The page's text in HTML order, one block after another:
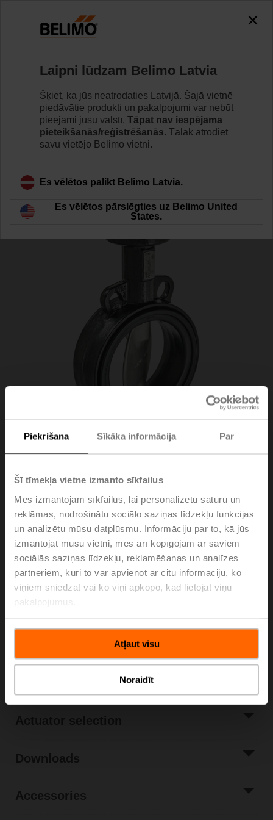
Piekrišana Sīkāka informācija Par
Šī tīmekļa vietne izmanto sīkfailus
Mēs izmantojam sīkfailus, lai personalizētu saturu un
reklāmas, nodrošinātu sociālo saziņas līdzekļu funkcijas
un analizētu mūsu datplūsmu. Informāciju par to, kā jūs
izmantojat mūsu vietni, mēs arī kopīgojam ar saviem
sociālās saziņas līdzekļu, reklamēšanas un analīzes
partneriem, kuri to var apvienot ar citu informāciju, ko
viņiem sniedzat vai ko viņi apkopo, kad lietojat viņu
Atļaut visu
Noraidīt
D6150W
Learn more
Back to product category
D6150W
Butterfly valve, 2-way, DN 150, Wafer types PN 6 / 10 /
16, ps 1600 kPa, Kvs 550 m³/h, Kvmax 1780 m³/h, Fluid
temperature -20...120°C [-4...248°F]
Please contact your local Sales Representative for
ordering.
Add to Project
Share
Downloads
Accessories
Laipni lūdzam Belimo Latvia
Šķiet, ka jūs neatrodaties Latvijā. Šajā vietnē
piedāvātie produkti un pakalpojumi var nebūt
pieejami jūsu valstī. Tāpat nav iespējama
pieteikšanās/reģistrēšanās. Tālāk atrodiet
savu vietējo Belimo vietni.
Es vēlētos palikt Belimo Latvia.
Es vēlētos pārslēgties uz Belimo United
States.